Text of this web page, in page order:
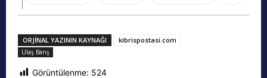
ORJINAL YAZININ KAYNAĞI kibrispostasi.com
Ulaş Barış
Görüntülenme: 524